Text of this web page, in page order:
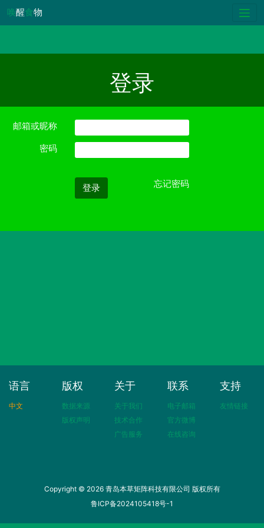
唤醒食物
登录
邮箱或昵称
密码
登录 忘记密码
语言
中文
版权
数据来源
版权声明
关于
关于我们
技术合作
广告服务
联系
电子邮箱
官方微博
在线咨询
支持
友情链接
Copyright © 2026 青岛本草矩阵科技有限公司 版权所有
鲁ICP备2024105418号-1